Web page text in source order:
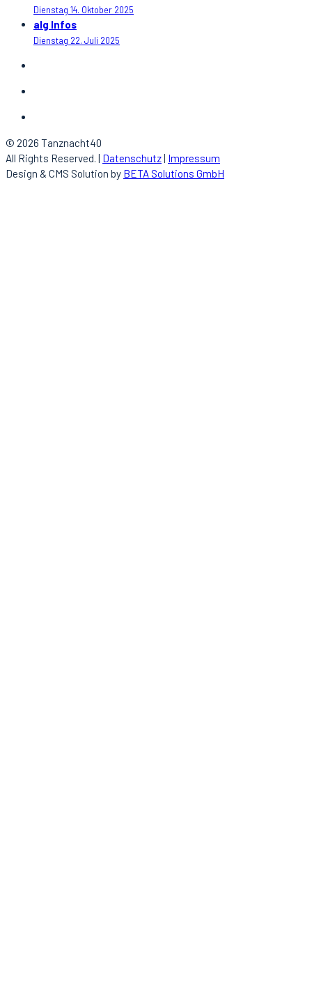
Dienstag 14. Oktober 2025
alg Infos
Dienstag 22. Juli 2025
© 2026 Tanznacht40
All Rights Reserved. | Datenschutz Impressum
Design & CMS Solution by BETA Solutions GmbH